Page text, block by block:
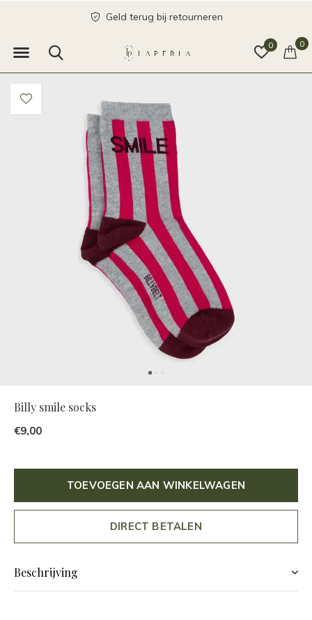
0 0
Geld terug bij retourneren
Billy smile socks
€9,00
TOEVOEGEN AAN WINKELWAGEN
DIRECT BETALEN
Beschrijving